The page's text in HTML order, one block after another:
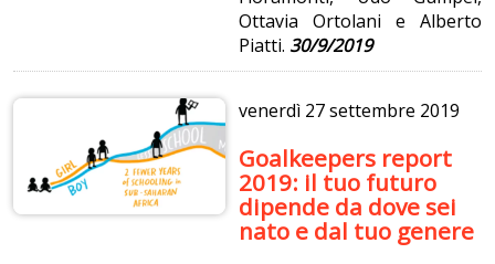
Ottavia Ortolani e Alberto
Piatti. 30/9/2019
venerdì 27 settembre 2019
Goalkeepers report
2019: il tuo futuro
dipende da dove sei
nato e dal tuo genere